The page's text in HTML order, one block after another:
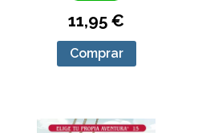
11,95 €
Comprar